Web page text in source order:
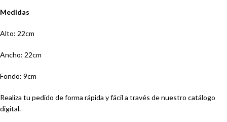
Medidas
Alto: 22cm
Ancho: 22cm
Fondo: 9cm
Realiza tu pedido de forma rápida y fácil a través de nuestro catálogo
digital.